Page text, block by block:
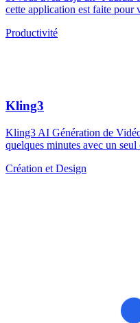
cette application est faite pour
Productivité
Kling3
Kling3 AI Génération de
quelques minutes avec un seul
Création et Design